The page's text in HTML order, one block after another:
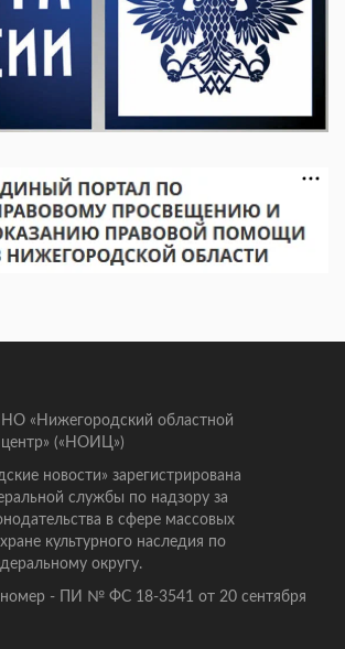
«Нижегородский областной
(«НОИЦ»)
новости» зарегистрирована
службы по надзору за
в сфере массовых
культурного наследия по
округу.
номер - ПИ № ФС 18-3541 от 20 сентября